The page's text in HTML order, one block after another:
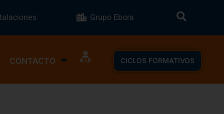
Grupo Ebora
CONTACTO CICLOS FORMATIVOS